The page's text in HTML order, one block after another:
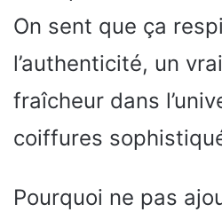
On sent que ça
l’authenticité, un
fraîcheur dans
coiffures
Pourquoi ne pas